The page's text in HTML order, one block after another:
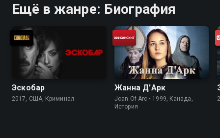
Ещё в жанре: Биография
Эскобар
2017, США, Криминал
Жанна Д'Арк
Joan Of Arc • 1999, Канада,
История